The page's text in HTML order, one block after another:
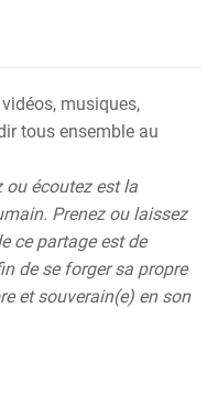
musiques,
tous ensemble au
ou écoutez est la
Prenez ou laissez
ce partage est de
de se forger sa propre
et souverain(e) en son